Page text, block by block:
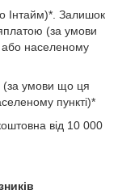
Інтайм)*. Залишок
(за умови
або населеному
(за умови що ця
пункті)*
від 10 000